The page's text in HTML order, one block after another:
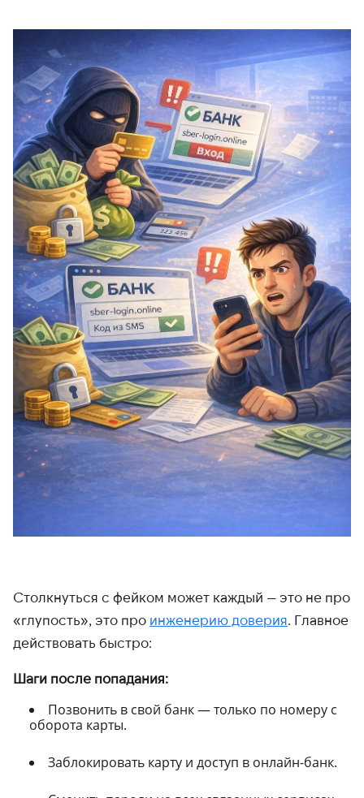
Столкнуться с фейком может каждый — это не про
«глупость», это про инженерию доверия . Главное
действовать быстро:
Шаги после попадания:
Позвонить в свой банк — только по номеру с
оборота карты.
Заблокировать карту и доступ в онлайн-банк.